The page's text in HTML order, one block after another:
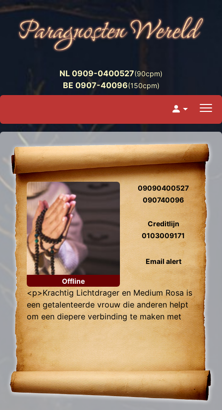
NL 0909-0400527(90cpm)
BE 0907-40096(150cpm)
Offline
09090400527
090740096
Creditlijn
0103009171
Email alert
<p>Krachtig Lichtdrager en Medium Rosa is
een getalenteerde vrouw die anderen helpt
om een diepere verbinding te maken met
het universum. Ontdek hoe haar werk kan
bijdragen aan jouw spirituele groei.</p>